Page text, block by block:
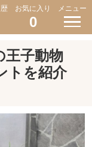
お気に入り
0
メニュー
王子動物
トを紹介